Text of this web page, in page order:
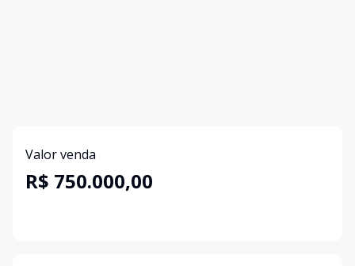
Valor venda
R$ 750.000,00